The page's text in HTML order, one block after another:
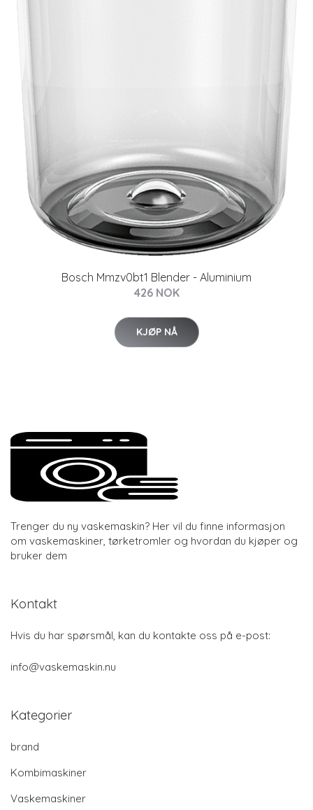
Bosch Mmzv0bt1 Blender - Aluminium
426 NOK
KJØP NÅ
Trenger du ny vaskemaskin? Her vil du finne informasjon
om vaskemaskiner, tørketromler og hvordan du kjøper og
bruker dem
Kontakt
Hvis du har spørsmål, kan du kontakte oss på e-post:
info@vaskemaskin.nu
Kategorier
brand
Kombimaskiner
Vaskemaskiner